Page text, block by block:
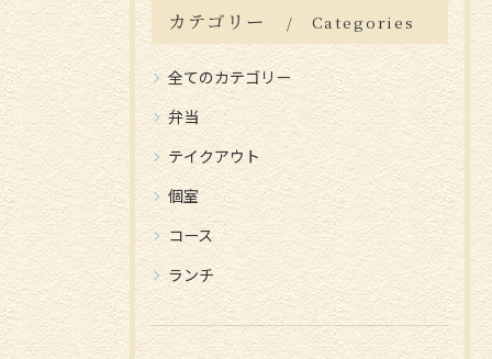
カテゴリー Categories
全てのカテゴリー
弁当
テイクアウト
個室
コース
ランチ